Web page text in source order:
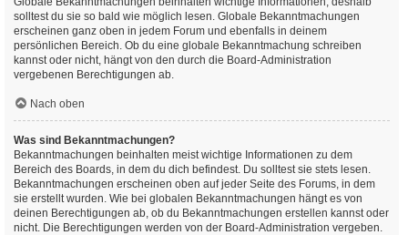
solltest du sie so bald wie möglich lesen. Globale Bekanntmachungen
erscheinen ganz oben in jedem Forum und ebenfalls in deinem
persönlichen Bereich. Ob du eine globale Bekanntmachung schreiben
kannst oder nicht, hängt von den durch die Board-Administration
vergebenen Berechtigungen ab.
Nach oben
Was sind Bekanntmachungen?
Bekanntmachungen beinhalten meist wichtige Informationen zu dem
Bereich des Boards, in dem du dich befindest. Du solltest sie stets lesen.
Bekanntmachungen erscheinen oben auf jeder Seite des Forums, in dem
sie erstellt wurden. Wie bei globalen Bekanntmachungen hängt es von
deinen Berechtigungen ab, ob du Bekanntmachungen erstellen kannst oder
nicht. Die Berechtigungen werden von der Board-Administration vergeben.